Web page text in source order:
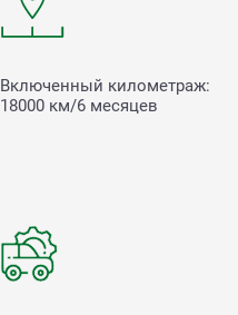
Включенный километраж:
18000 км/6 месяцев